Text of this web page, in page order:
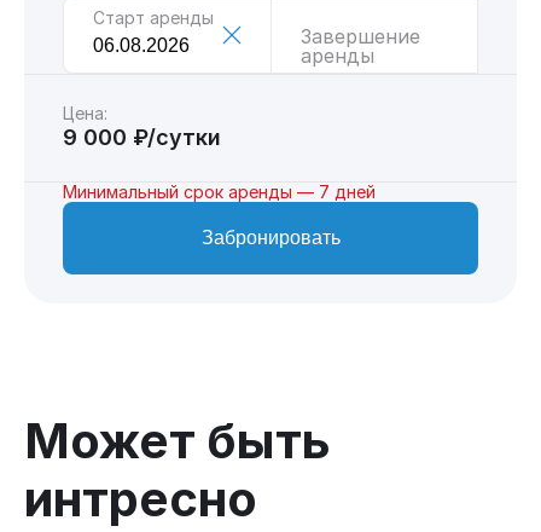
Старт аренды
Завершение
аренды
Цена:
9 000 ₽/сутки
Минимальный срок аренды — 7 дней
Забронировать
Может быть
интресно